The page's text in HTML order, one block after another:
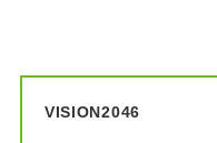
VISION2046